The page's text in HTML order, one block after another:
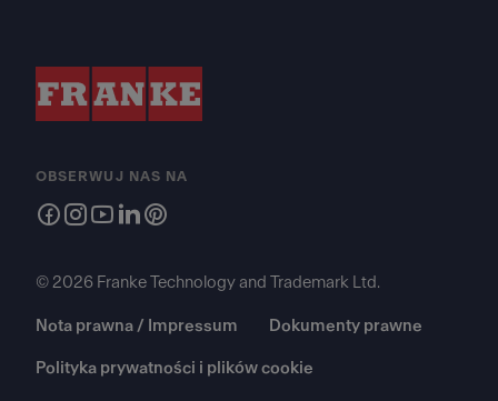
OBSERWUJ NAS NA
© 2026 Franke Technology and Trademark Ltd.
Nota prawna / Impressum Dokumenty prawne
Polityka prywatności i plików cookie